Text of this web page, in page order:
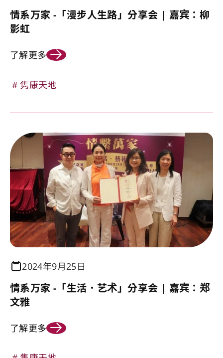
情系万家 -「漫步人生路」分享会 | 嘉宾：柳
影虹
了解更多
隽康天地
2024年9月25日
情系万家 -「生活．艺术」分享会 | 嘉宾：郑
文雅
了解更多